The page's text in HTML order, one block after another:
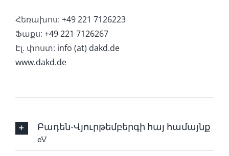
Հեռախոս: +49 221 7126223
Ֆաքս: +49 221 7126267
Էլ. փոստ: info (at) dakd.de
www.dakd.de
Բադեն-Վյուրթեմբերգի հայ համայնք
eV